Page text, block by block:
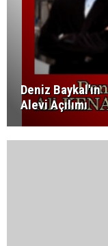
Deniz Baykal'ın
Alevi Açılımı